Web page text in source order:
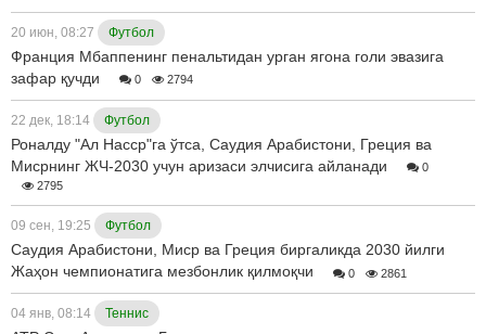
20 июн, 08:27 Футбол
Франция Мбаппенинг пенальтидан урган ягона голи эвазига
зафар қучди
0 2794
22 дек, 18:14 Футбол
Роналду "Ал Насср"га ўтса, Саудия Арабистони, Греция ва
Мисрнинг ЖЧ-2030 учун аризаси элчисига айланади
0
2795
09 сен, 19:25 Футбол
Саудия Арабистони, Миср ва Греция биргаликда 2030 йилги
Жаҳон чемпионатига мезбонлик қилмоқчи
0 2861
04 янв, 08:14 Теннис